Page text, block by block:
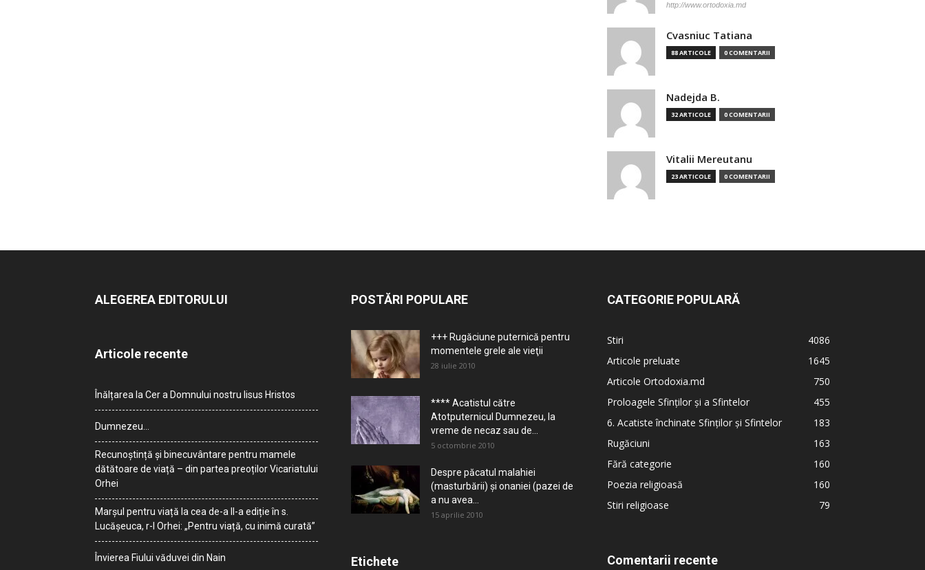
http://www.ortodoxia.md
Cvasniuc Tatiana
88 ARTICOLE 0 COMENTARII
Nadejda B.
32 ARTICOLE 0 COMENTARII
Vitalii Mereutanu
23 ARTICOLE 0 COMENTARII
ALEGEREA EDITORULUI
Articole recente
Înălțarea la Cer a Domnului nostru Iisus Hristos
Dumnezeu…
Recunoștință și binecuvântare pentru mamele
dătătoare de viață – din partea preoților Vicariatului
Orhei
Marșul pentru viață la cea de-a II-a ediție în s.
Lucășeuca, r-l Orhei: „Pentru viață, cu inimă curată”
Învierea Fiului văduvei din Nain
POSTĂRI POPULARE
+++ Rugăciune puternică pentru
momentele grele ale vieţii
28 iulie 2010
**** Acatistul către
Atotputernicul Dumnezeu, la
vreme de necaz sau de...
5 octombrie 2010
Despre păcatul malahiei
(masturbării) şi onaniei (pazei de
a nu avea...
15 aprilie 2010
Etichete
CATEGORIE POPULARĂ
Stiri
4086
Articole preluate
1645
Articole Ortodoxia.md
750
Proloagele Sfinților și a Sfintelor
455
6. Acatiste închinate Sfinților și Sfintelor
183
Rugăciuni
163
Fără categorie
160
Poezia religioasă
160
Stiri religioase
79
Comentarii recente